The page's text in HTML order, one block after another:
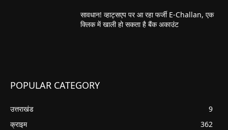
सावधान! व्हाट्सएप पर आ रहा फर्जी E-Challan, एक
क्लिक में खाली हो सकता है बैंक अकाउंट
POPULAR CATEGORY
उत्तराखंड
9
क्राइम
362